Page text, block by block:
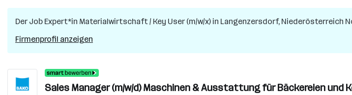
Expert
Der Job Expert*in Materialwirtschaft / Key User (m/w/x) in Langenzersdorf, Niederösterreich
Firmenprofil anzeigen
Sales Manager (m/w/d) Maschinen & Ausstattung für Bäckereien und